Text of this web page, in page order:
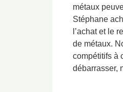
métaux
Stéphane
l’achat et le
de métaux.
compétitifs à
débarrasser,